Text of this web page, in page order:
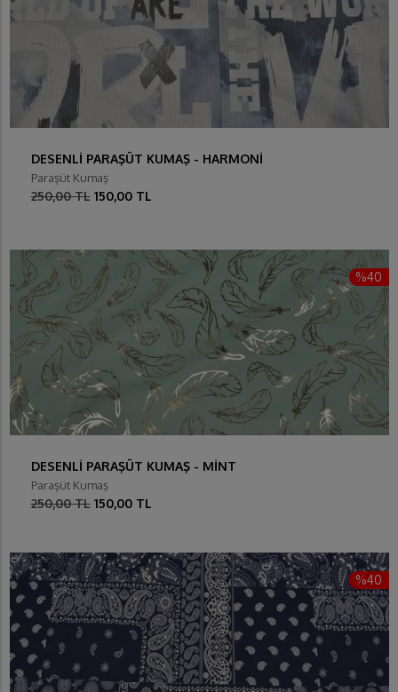
DESENLİ PARAŞÜT KUMAŞ - HARMONİ
Paraşüt Kumaş
250,00 TL 150,00 TL
%40
DESENLİ PARAŞÜT KUMAŞ - MİNT
Paraşüt Kumaş
250,00 TL 150,00 TL
%40